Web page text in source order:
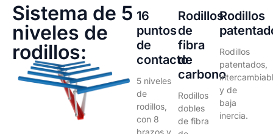
Sistema de 5
niveles de
rodillos:
16
puntos
de
contacto
5 niveles
de
rodillos,
con 8
brazos y
Rodillos
de
fibra
de
carbono
Rodillos
dobles
de fibra
Rodillos
Rodillos
patentados,
y de
baja
inercia.